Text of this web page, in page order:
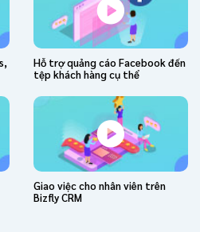
Hỗ trợ quảng cáo Facebook đến
tệp khách hàng cụ thể
Giao việc cho nhân viên trên
Bizfly CRM